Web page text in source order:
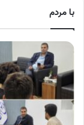
با مردم